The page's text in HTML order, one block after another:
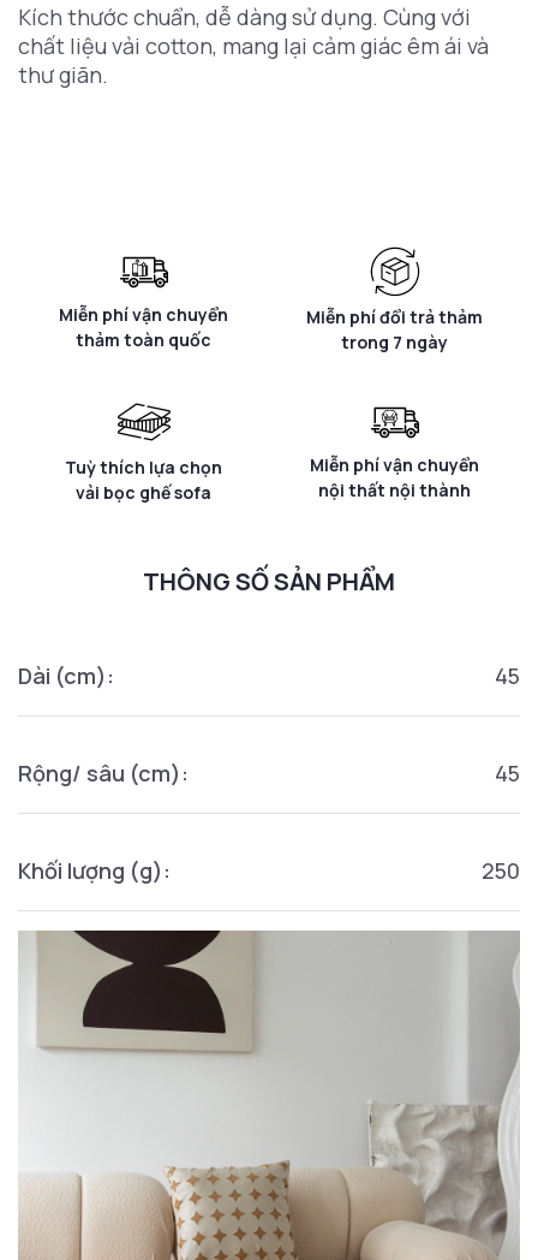
Kích thước chuẩn, dễ dàng sử dụng. Cùng với
chất liệu vải cotton, mang lại cảm giác êm ái và
thư giãn.
Miễn phí vận chuyển
thảm toàn quốc
Miễn phí đổi trả thảm
trong 7 ngày
Tuỳ thích lựa chọn
vải bọc ghế sofa
Miễn phí vận chuyển
nội thất nội thành
THÔNG SỐ SẢN PHẨM
Dài (cm): 45
Rộng/ sâu (cm): 45
Khối lượng (g): 250